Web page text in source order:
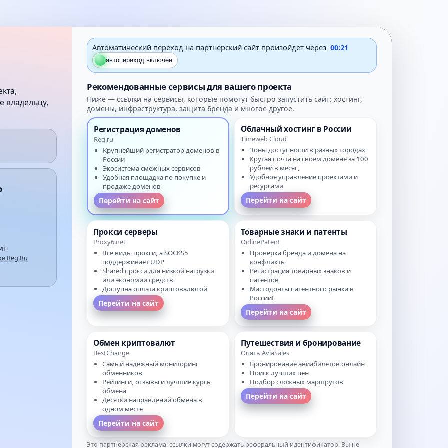
владельцу,
Reg.Ru
Автоматический переход на партнёрский сайт произойдёт через 00:21
автопереход включён
Рекомендованные сервисы для вашего проекта
Ниже — ссылки на сервисы, которые помогут быстро запустить сайт: хостинг,
домены, инфраструктура, защита бренда и многое другое.
Регистрация доменов
Reg.ru
Крупнейший регистратор доменов в
России
Экосистема смежных сервисов
Удобная площадка по покупке и
продаже доменов
Перейти на сайт
Облачный хостинг в России
Timeweb Cloud
Зоны доступности в разных городах
Крутая почта на своём домене за 100
рублей в месяц
Удобное управление проектами и
ресурсами
Перейти на сайт
Прокси серверы
Proxy6.net
Все виды прокси, а SOCKS5
поддерживает UDP
Shared прокси для низкой нагрузки
или экономии средств
Доступна оплата криптовалютой
Перейти на сайт
Товарные знаки и патенты
OnlinePatent
Проверка бренда и домена на
конфликты
Регистрация товарных знаков и
патентов
Мастодонты патентного рынка в
России!
Перейти на сайт
Обмен криптовалют
BestChange
Самый надёжный мониторинг
обменников
Рейтинги, отзывы и лучшие курсы
обмена
Десятки направлений обмена в
одном месте
Перейти на сайт
Путешествия и бронирование
Опять AviaSales
Бронирование авиабилетов онлайн
Поиск лучших цен
Подбор сложных маршрутов
Перейти на сайт
Это партнёрская реклама: ссылки могут содержать реферальный идентификатор. Вы не